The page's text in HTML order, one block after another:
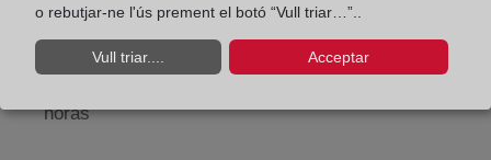
Agosto: De lunes a viernes de 09:00 a 14:00 horas
horas
o rebutjar-ne l'ús prement el botó “Vull triar…”..
Vull triar.... Acceptar